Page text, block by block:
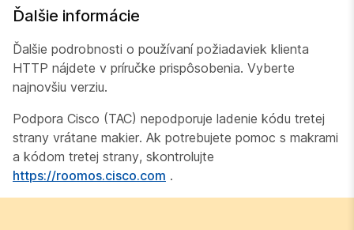
Ďalšie informácie
Ďalšie podrobnosti o používaní požiadaviek klienta
HTTP nájdete v príručke prispôsobenia. Vyberte
najnovšiu verziu.
Podpora Cisco (TAC) nepodporuje ladenie kódu tretej
strany vrátane makier. Ak potrebujete pomoc s makrami
a kódom tretej strany, skontrolujte
https://roomos.cisco.com .